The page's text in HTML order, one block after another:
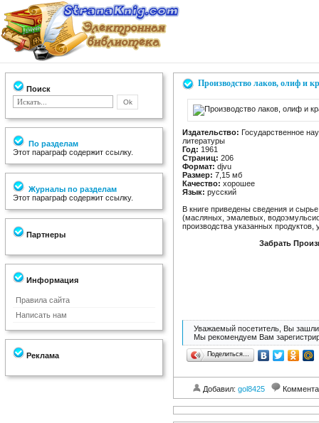
Поиск
По разделам
Этот параграф содержит ссылку.
Журналы по разделам
Этот параграф содержит ссылку.
Партнеры
Информация
Правила сайта
Написать нам
Реклама
Производство лаков, олиф и
Издательство: Государственное
литературы
Год: 1961
Страниц: 206
Формат: djvu
Размер: 7,15 мб
Качество: хорошее
Язык: русский
В книге приведены сведения и
(масляных, эмалевых,
производства указанных
Забрать
Уважаемый посетитель, Вы зашли
Мы рекомендуем Вам
Поделиться…
Добавил: gol8425